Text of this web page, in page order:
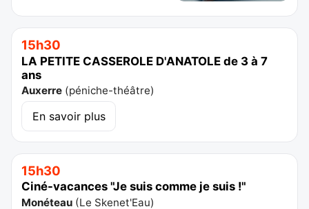
15h30
LA PETITE CASSEROLE D'ANATOLE de 3 à 7
ans
Auxerre (péniche-théâtre)
En savoir plus
15h30
Ciné-vacances "Je suis comme je suis !"
Monéteau (Le Skenet'Eau)